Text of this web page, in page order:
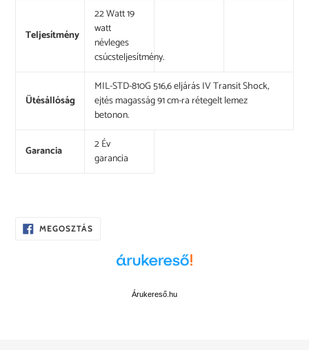
Teljesítmény
22 Watt 19
watt
névleges
csúcsteljesítmény.
Ütésállóság
MIL-STD-810G 516,6 eljárás IV Transit Shock,
ejtés magasság 91 cm-ra rétegelt lemez
betonon.
Garancia
2 Év
garancia
MEGOSZTÁSOSZD
MEG
Árukereső.hu